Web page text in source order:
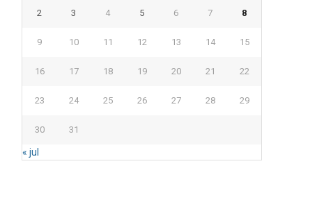
2 3 4 5 6 7 8
9 10 11 12 13 14 15
16 17 18 19 20 21 22
23 24 25 26 27 28 29
30 31
« jul